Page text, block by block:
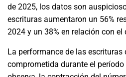
de 2025, los datos son
escrituras aumentaron un 56%
2024 y un 38% en relación con el
La performance de las
comprometida durante el